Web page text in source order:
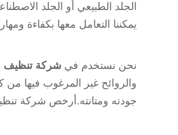
الجلد الطبيعي أو الجلد
يمكننا التعامل معها بكفاءة
نحن نستخدم فيشركة تنظيف
والروائح غير المرغوب فيها
جودته ومتانته.أرخص شركة